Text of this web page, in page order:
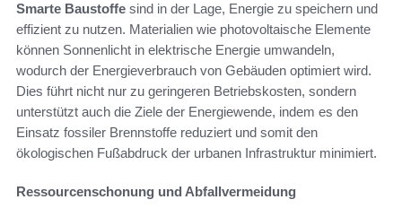
Smarte Baustoffe sind in der Lage, Energie zu speichern und
effizient zu nutzen. Materialien wie photovoltaische Elemente
können Sonnenlicht in elektrische Energie umwandeln,
wodurch der Energieverbrauch von Gebäuden optimiert wird.
Dies führt nicht nur zu geringeren Betriebskosten, sondern
unterstützt auch die Ziele der Energiewende, indem es den
Einsatz fossiler Brennstoffe reduziert und somit den
ökologischen Fußabdruck der urbanen Infrastruktur minimiert.
Ressourcenschonung und Abfallvermeidung